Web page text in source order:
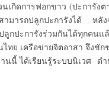
เกิดการฟอกขาว (ปะการัง
มารถปลูกปะการังได้ หลั
ลูกปะการังร่วมกันได้ทุกค
ทย เครือข่ายจิตอาสา จึงชั
นนี้ ได้เรียนรู้ระบบนิเวศ